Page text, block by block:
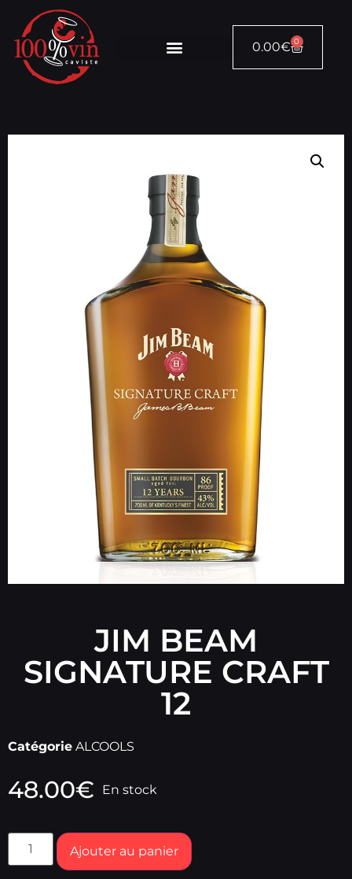
0.00€ 0
JIM BEAM
SIGNATURE CRAFT
12
Catégorie ALCOOLS
48.00€ En stock
Ajouter au panier